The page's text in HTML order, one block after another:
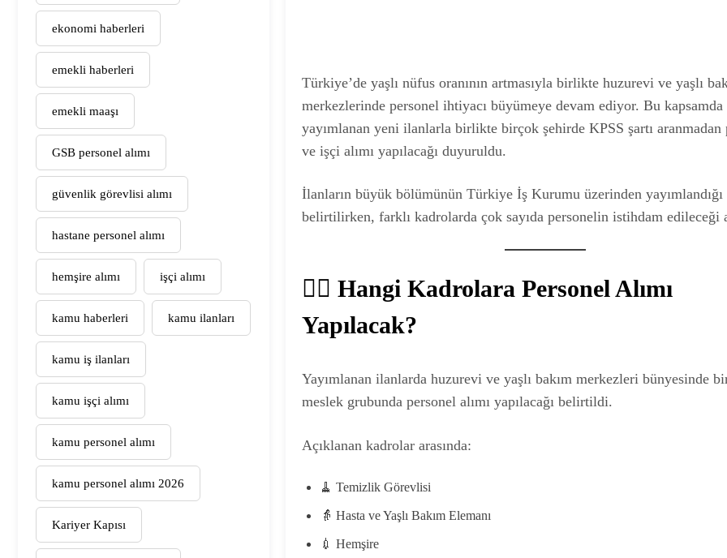
ekonomi haberleri
emekli haberleri
emekli maaşı
GSB personel alımı
güvenlik görevlisi alımı
hastane personel alımı
hemşire alımı işçi alımı
kamu haberleri kamu ilanları
kamu iş ilanları
kamu işçi alımı
kamu personel alımı
kamu personel alımı 2026
Kariyer Kapısı
Türkiye’de yaşlı nüfus oranının artmasıyla birlikte huzurevi ve yaşlı
merkezlerinde personel ihtiyacı büyümeye devam ediyor. Bu kapsamda
yayımlanan yeni ilanlarla birlikte birçok şehirde KPSS şartı aranmadan
ve işçi alımı yapılacağı duyuruldu.
İlanların büyük bölümünün Türkiye İş Kurumu üzerinden yayımlandığı
belirtilirken, farklı kadrolarda çok sayıda personelin istihdam edileceği
👨‍⚕️ Hangi Kadrolara Personel Alımı
Yapılacak?
Yayımlanan ilanlarda huzurevi ve yaşlı bakım merkezleri bünyesinde
meslek grubunda personel alımı yapılacağı belirtildi.
Açıklanan kadrolar arasında:
🧹 Temizlik Görevlisi
👵 Hasta ve Yaşlı Bakım Elemanı
💉 Hemşire